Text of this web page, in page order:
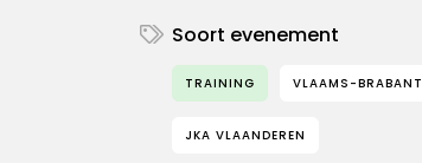
Soort evenement
TRAINING VLAAMS-BRABANT
JKA VLAANDEREN